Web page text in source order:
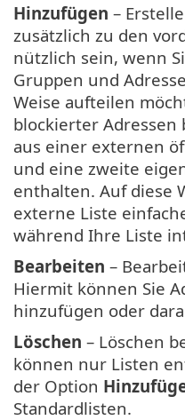
Hinzufügen –
zusätzlich zu den
nützlich sein, wenn
Gruppen und
Weise aufteilen
blockierter Adressen
aus einer externen
und eine zweite
enthalten. Auf diese
externe Liste
während Ihre Liste
Bearbeiten –
Hiermit können Sie
hinzufügen oder
Löschen – Löschen
können nur Listen
der Option
Standardlisten.